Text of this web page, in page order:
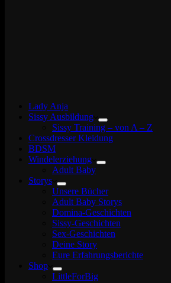
Lady Anja
Sissy Ausbildung
Sissy Training – von A – Z
Crossdresser Kleidung
BDSM
Windelerziehung
Adult Baby
Storys
Unsere Bücher
Adult Baby Storys
Domina-Geschichten
Sissy-Geschichten
Sex-Geschichten
Deine Story
Eure Erfahrungsberichte
Shop
LittleForBig